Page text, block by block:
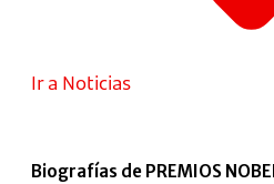
Ir a Noticias
Biografías de PREMIOS